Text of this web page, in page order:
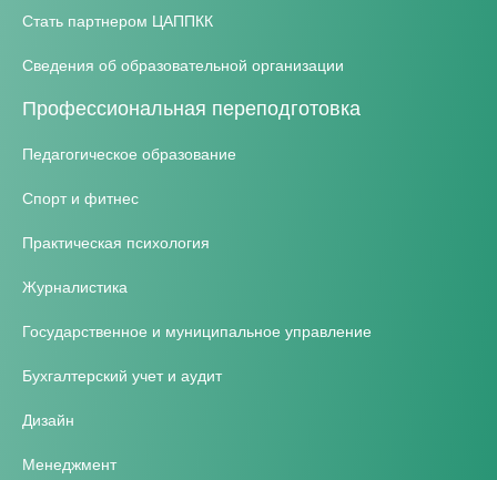
Стать партнером ЦАППКК
Сведения об образовательной организации
Профессиональная переподготовка
Педагогическое образование
Спорт и фитнес
Практическая психология
Журналистика
Государственное и муниципальное управление
Бухгалтерский учет и аудит
Дизайн
Менеджмент